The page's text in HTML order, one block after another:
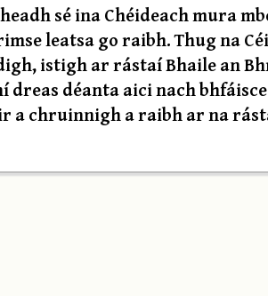
sé ina Chéideach mura
leatsa go raibh. Thug na
istigh ar rástaí Bhaile an
dreas déanta aici nach
a chruinnigh a raibh ar na